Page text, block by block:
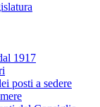
1917
posti a sedere